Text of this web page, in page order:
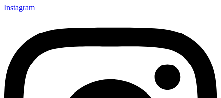
Instagram